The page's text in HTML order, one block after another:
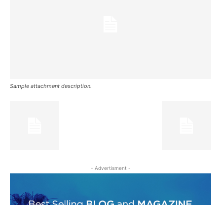
Sample attachment description.
- Advertisment -